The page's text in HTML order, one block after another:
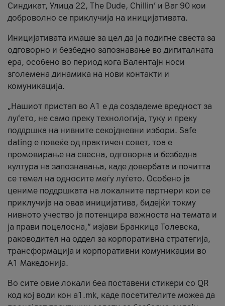
Синдикат, Улица 22, The Dude, Chillin’ и Bar 90 кои
доброволно се приклучија на иницијативата.
Иницијативата имаше за цел да ја подигне свеста за
одговорно и безбедно запознавање во дигиталната
ера, особено во период кога Валентајн носи
зголемена динамика на нови контакти и
комуникација.
„Нашиот пристап во А1 е да создадеме вредност за
луѓето, не само преку технологија, туку и преку
поддршка на нивните секојдневни избори. Safe
dating е повеќе од практичен совет, тоа е
промовирање на свесна, одговорна и безбедна
култура на запознавања, каде довербата и почитта
се темел на односите меѓу луѓето. Особено ја
цениме поддршката на локалните партнери кои се
приклучија на оваа иницијатива, бидејќи токму
нивното учество ја потенцира важноста на темата и
ја прави поцелосна,“ изјави Бранкица Толевска,
раководител на оддел за корпоративна стратегија,
трансформација и корпоративни комуникации во
А1 Македонија.
Во сите овие локали беа поставени стикери со QR
код кој води кон a1.mk, каде посетителите можеа да